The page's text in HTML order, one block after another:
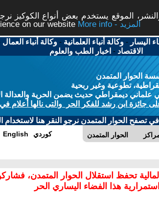
الموقع يستخدم بعض أنواع الكوكيز
on our website
More info - المزيد
اليسار -وكالة أنباء العلمانية -وكالة أنباء العمال
الاقتصاد - اخبار الطب والعلوم
الحوار المتمدن
تطوعية وغير ربحية
ديمقراطي حديث يضمن الحرية والعدالة
جائزة ابن رشد للفكر الحر والتى نالها أعلام في
تصفح الحوار المتمدن نرجو النقر هنا لاستخدام
الحوار المتمدن English كوردي
تحفظ استقلال الحوار المتمدن،
استمرارية هذا الفضاء اليساري الحر